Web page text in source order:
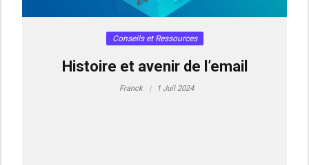
Conseils et Ressources
Histoire et avenir de l’email
Franck 1 Juil 2024